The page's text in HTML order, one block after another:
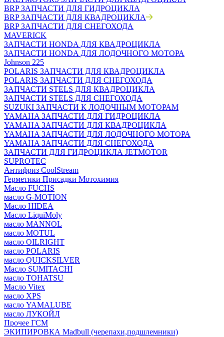
BRP ЗАПЧАСТИ ДЛЯ ГИДРОЦИКЛА
BRP ЗАПЧАСТИ ДЛЯ КВАДРОЦИКЛА
BRP ЗАПЧАСТИ ДЛЯ СНЕГОХОДА
MAVERICK
ЗАПЧАСТИ HONDA ДЛЯ КВАДРОЦИКЛА
ЗАПЧАСТИ HONDA ДЛЯ ЛОДОЧНОГО МОТОРА
Johnson 225
POLARIS ЗАПЧАСТИ ДЛЯ КВАДРОЦИКЛА
POLARIS ЗАПЧАСТИ ДЛЯ СНЕГОХОДА
ЗАПЧАСТИ STELS ДЛЯ КВАДРОЦИКЛА
ЗАПЧАСТИ STELS ДЛЯ СНЕГОХОДА
SUZUKI ЗАПЧАСТИ К ЛОДОЧНЫМ МОТОРАМ
YAMAHA ЗАПЧАСТИ ДЛЯ ГИДРОЦИКЛА
YAMAHA ЗАПЧАСТИ ДЛЯ КВАДРОЦИКЛА
YAMAHA ЗАПЧАСТИ ДЛЯ ЛОДОЧНОГО МОТОРА
YAMAHA ЗАПЧАСТИ ДЛЯ СНЕГОХОДА
ЗАПЧАСТИ ДЛЯ ГИДРОЦИКЛА JETMOTOR
SUPROTEC
Антифриз CoolStream
Герметики Присадки Мотохимия
Масло FUCHS
масло G-MOTION
Масло HIDEA
Масло LiquiMoly
масло MANNOL
масло MOTUL
масло OILRIGHT
масло POLARIS
масло QUICKSILVER
Масло SUMITACHI
масло TOHATSU
Масло Vitex
масло XPS
масло YAMALUBE
масло ЛУКОЙЛ
Прочее ГСМ
ЭКИПИРОВКА Madbull (черепахи,подшлемники)